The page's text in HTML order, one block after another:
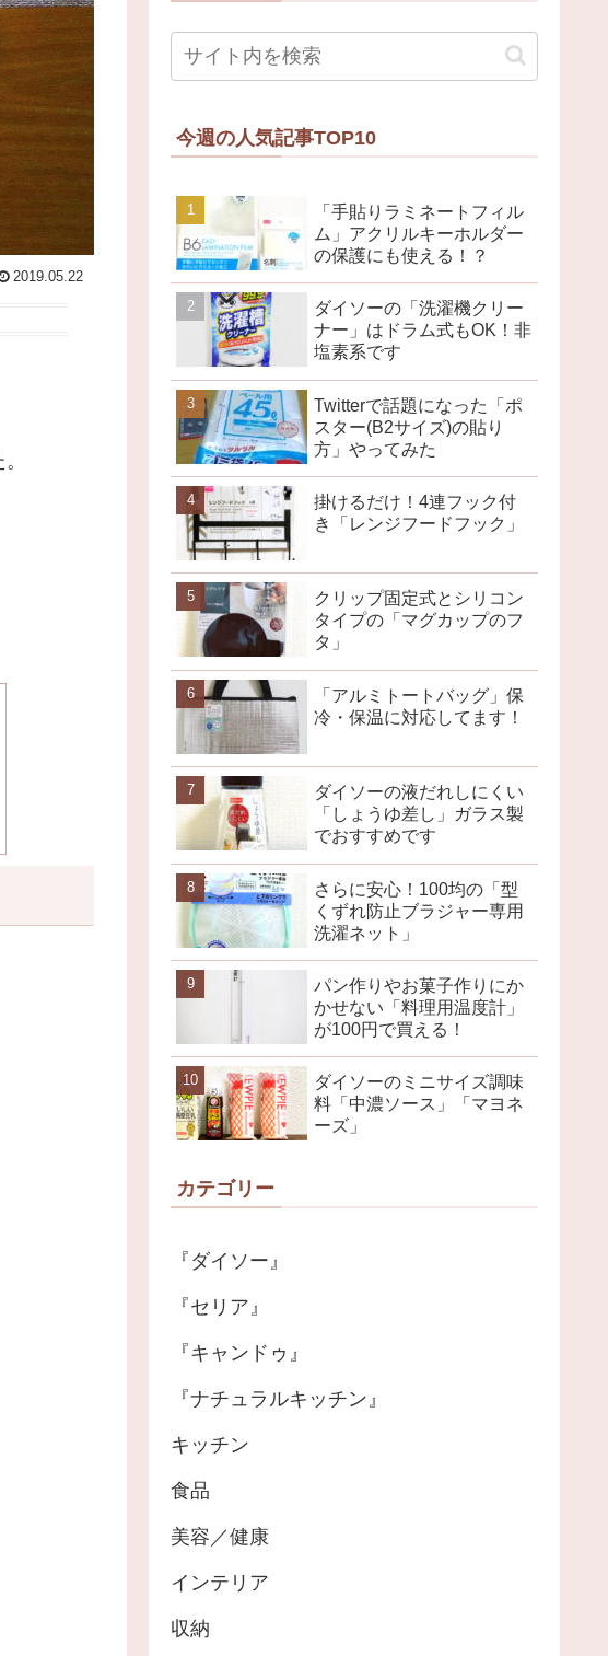
2019.05.22
今週の人気記事TOP10
「手貼りラミネートフィル
ム」アクリルキーホルダー
の保護にも使える！？
ダイソーの「洗濯機クリー
ナー」はドラム式もOK！非
塩素系です
Twitterで話題になった「ポ
スター(B2サイズ)の貼り
方」やってみた
掛けるだけ！4連フック付
き「レンジフードフック」
クリップ固定式とシリコン
タイプの「マグカップのフ
タ」
「アルミトートバッグ」保
冷・保温に対応してます！
ダイソーの液だれしにくい
「しょうゆ差し」ガラス製
でおすすめです
さらに安心！100均の「型
くずれ防止ブラジャー専用
洗濯ネット」
パン作りやお菓子作りにか
かせない「料理用温度計」
が100円で買える！
ダイソーのミニサイズ調味
料「中濃ソース」「マヨネ
ーズ」
カテゴリー
『ダイソー』
『セリア』
『キャンドゥ』
『ナチュラルキッチン』
キッチン
食品
美容／健康
インテリア
収納